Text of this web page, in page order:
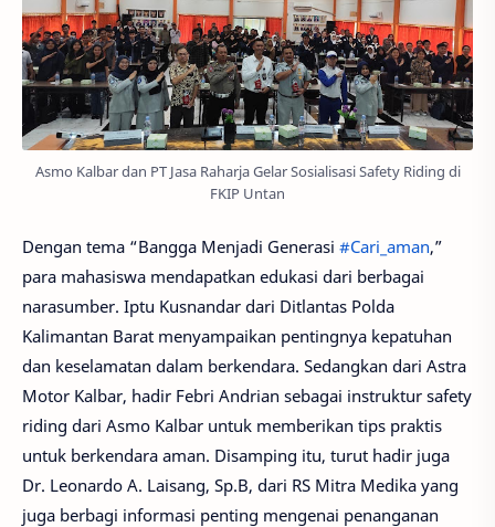
Asmo Kalbar dan PT Jasa Raharja Gelar Sosialisasi Safety Riding di
FKIP Untan
Dengan tema “Bangga Menjadi Generasi #Cari_aman,”
para mahasiswa mendapatkan edukasi dari berbagai
narasumber. Iptu Kusnandar dari Ditlantas Polda
Kalimantan Barat menyampaikan pentingnya kepatuhan
dan keselamatan dalam berkendara. Sedangkan dari Astra
Motor Kalbar, hadir Febri Andrian sebagai instruktur safety
riding dari Asmo Kalbar untuk memberikan tips praktis
untuk berkendara aman. Disamping itu, turut hadir juga
Dr. Leonardo A. Laisang, Sp.B, dari RS Mitra Medika yang
juga berbagi informasi penting mengenai penanganan